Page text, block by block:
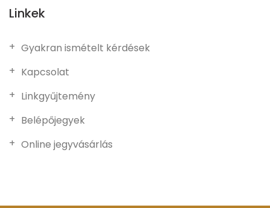
Linkek
Gyakran ismételt kérdések
Kapcsolat
Linkgyűjtemény
Belépőjegyek
Online jegyvásárlás